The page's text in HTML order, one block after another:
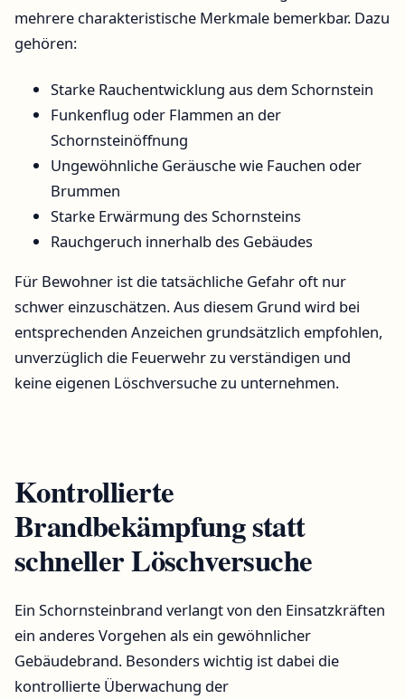
mehrere charakteristische Merkmale bemerkbar. Dazu
gehören:
Starke Rauchentwicklung aus dem Schornstein
Funkenflug oder Flammen an der
Schornsteinöffnung
Ungewöhnliche Geräusche wie Fauchen oder
Brummen
Starke Erwärmung des Schornsteins
Rauchgeruch innerhalb des Gebäudes
Für Bewohner ist die tatsächliche Gefahr oft nur
schwer einzuschätzen. Aus diesem Grund wird bei
entsprechenden Anzeichen grundsätzlich empfohlen,
unverzüglich die Feuerwehr zu verständigen und
keine eigenen Löschversuche zu unternehmen.
Kontrollierte
Brandbekämpfung statt
schneller Löschversuche
Ein Schornsteinbrand verlangt von den Einsatzkräften
ein anderes Vorgehen als ein gewöhnlicher
Gebäudebrand. Besonders wichtig ist dabei die
kontrollierte Überwachung der